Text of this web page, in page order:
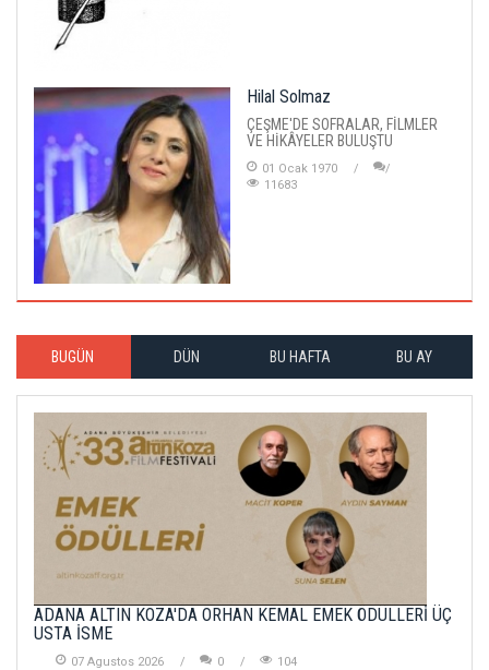
Hilal Solmaz
ÇEŞME'DE SOFRALAR, FİLMLER
VE HİKÂYELER BULUŞTU
01 Ocak 1970
11683
BUGÜN DÜN BU HAFTA BU AY
ADANA ALTIN KOZA'DA ORHAN KEMAL EMEK ÖDÜLLERİ ÜÇ
USTA İSME
07 Agustos 2026 0 104